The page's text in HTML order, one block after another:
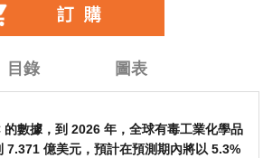
目錄 圖表
數據，到 2026 年，全球有毒工業化學品
7.371 億美元，預計在預測期內將以 5.3%